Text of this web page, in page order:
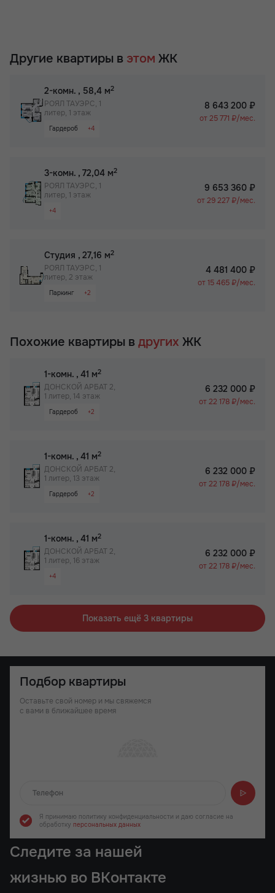
Другие квартиры в этом ЖК
2-комн. , 58,4 м2
РОЯЛ ТАУЭРС, 1
литер, 1 этаж
+4
Гардероб
Вид на Дон
Бизнес-класс
8 643 200 ₽
от 25 771 ₽/мес.
3-комн. , 72,04 м2
РОЯЛ ТАУЭРС, 1
литер, 1 этаж
+4
Бизнес-класс
9 653 360 ₽
от 29 227 ₽/мес.
Студия , 27,16 м2
РОЯЛ ТАУЭРС, 1
литер, 2 этаж
+2
Паркинг
4 481 400 ₽
от 15 465 ₽/мес.
Похожие квартиры в других ЖК
1-комн. , 41 м2
ДОНСКОЙ АРБАТ 2,
1 литер, 14 этаж
+2
Гардероб
6 232 000 ₽
от 22 178 ₽/мес.
1-комн. , 41 м2
ДОНСКОЙ АРБАТ 2,
1 литер, 13 этаж
+2
Гардероб
6 232 000 ₽
от 22 178 ₽/мес.
1-комн. , 41 м2
ДОНСКОЙ АРБАТ 2,
1 литер, 16 этаж
+4
6 232 000 ₽
от 22 178 ₽/мес.
Показать ещё 3 квартиры
Подбор квартиры
Оставьте свой номер и мы свяжемся
с вами в ближайшее время
Я принимаю политику конфиденциальности и даю согласие на
обработку персональных данных
Следите за нашей
жизнью во ВКонтакте